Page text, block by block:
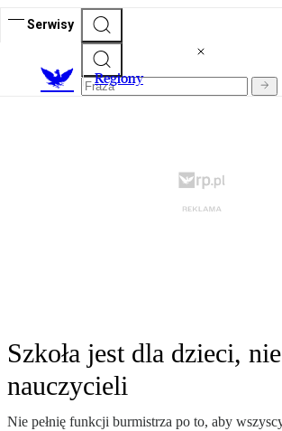
Serwisy
Regiony
Szkoła jest dla dzieci,
nauczycieli
Nie pełnię funkcji burmistrza po to, aby